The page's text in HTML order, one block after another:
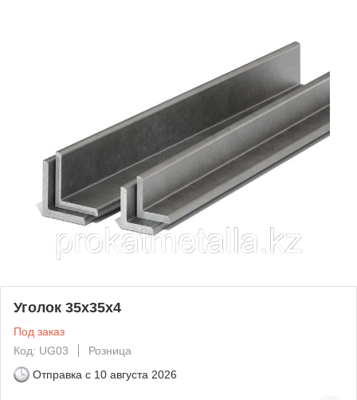
Уголок 35х35х4
Под заказ
Код: UG03
Розница
Отправка с 10 августа 2026